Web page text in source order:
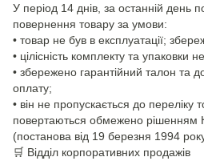
У період 14 днів, за останній день
повернення товару за умови:
• товар не був в експлуатації;
• цілісність комплекту та упаковки
• збережено гарантійний талон та
оплату;
• він не пропускається до переліку
повертаються обмежено рішенням
(постанова від 19 березня 1994
🛒 Відділ корпоративних продажів